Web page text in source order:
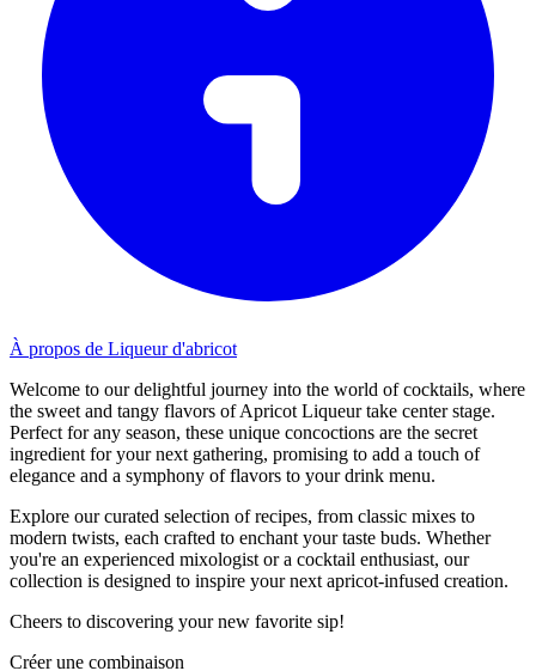
À propos de Liqueur d'abricot
Welcome to our delightful journey into the world of cocktails, where
the sweet and tangy flavors of Apricot Liqueur take center stage.
Perfect for any season, these unique concoctions are the secret
ingredient for your next gathering, promising to add a touch of
elegance and a symphony of flavors to your drink menu.
Explore our curated selection of recipes, from classic mixes to
modern twists, each crafted to enchant your taste buds. Whether
you're an experienced mixologist or a cocktail enthusiast, our
collection is designed to inspire your next apricot-infused creation.
Cheers to discovering your new favorite sip!
Créer une combinaison